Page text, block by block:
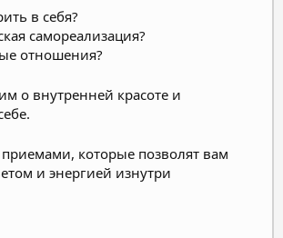
в себя?
самореализация?
отношения?
о внутренней красоте и
которые позволят вам
и энергией изнутри